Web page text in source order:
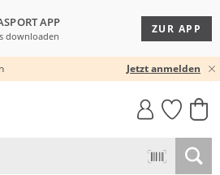
APP
downloaden
ZUR APP
VERSAND* & RÜCKVERSANDJetzt anmelden
MUST-HAVE